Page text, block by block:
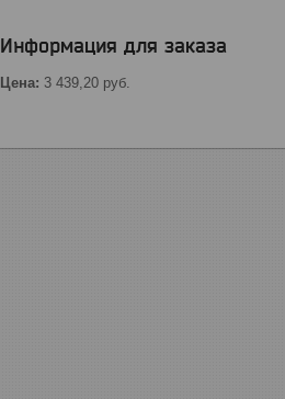
Информация для заказа
Цена: 3 439,20 руб.